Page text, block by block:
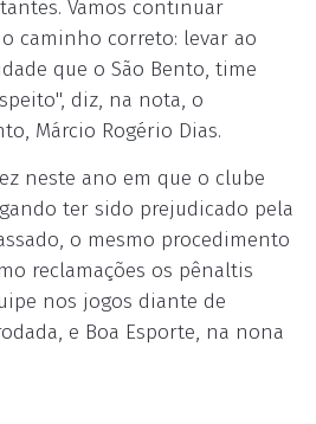
Vamos continuar
caminho correto: levar ao
que o São Bento, time
diz, na nota, o
Márcio Rogério Dias.
neste ano em que o clube
ter sido prejudicado pela
o mesmo procedimento
reclamações os pênaltis
nos jogos diante de
e Boa Esporte, na nona